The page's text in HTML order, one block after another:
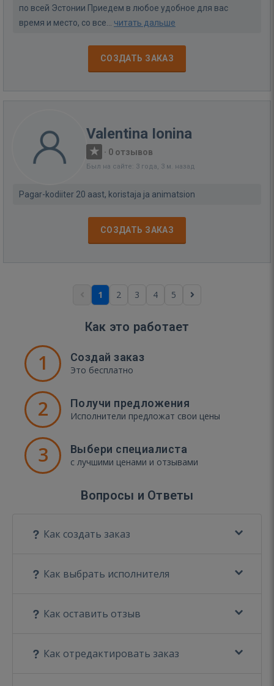
по всей Эстонии Приедем в любое удобное для вас
время и место, со все... читать дальше
СОЗДАТЬ ЗАКАЗ
Valentina Ionina
· 0 отзывов
Был на сайте: 3 года, 3 м. назад
Pagar-kodiiter 20 aast, koristaja ja animatsion
СОЗДАТЬ ЗАКАЗ
1 2 3 4 5
Как это работает
1 Создай заказ
Это бесплатно
2 Получи предложения
Исполнители предложат свои цены
3 Выбери специалиста
с лучшими ценами и отзывами
Вопросы и Ответы
Как создать заказ
Как выбрать исполнителя
Как оставить отзыв
Как отредактировать заказ